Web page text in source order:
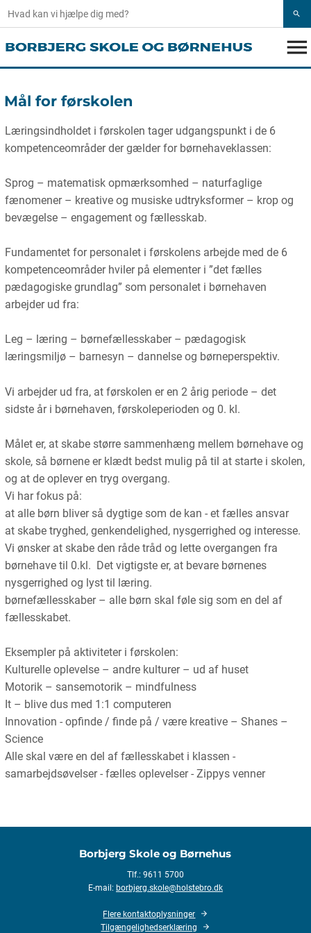
search
menu
Mål for førskolen
Læringsindholdet i førskolen tager udgangspunkt i de 6
kompetenceområder der gælder for børnehaveklassen:
Sprog – matematisk opmærksomhed – naturfaglige
fænomener – kreative og musiske udtryksformer – krop og
bevægelse – engagement og fællesskab.
Fundamentet for personalet i førskolens arbejde med de 6
kompetenceområder hviler på elementer i ”det fælles
pædagogiske grundlag” som personalet i børnehaven
arbejder ud fra:
Leg – læring – børnefællesskaber – pædagogisk
læringsmiljø – barnesyn – dannelse og børneperspektiv.
Vi arbejder ud fra, at førskolen er en 2 årig periode – det
sidste år i børnehaven, førskoleperioden og 0. kl.
Målet er, at skabe større sammenhæng mellem børnehave og
skole, så børnene er klædt bedst mulig på til at starte i skolen,
og at de oplever en tryg overgang.
Vi har fokus på:
at alle børn bliver så dygtige som de kan - et fælles ansvar
at skabe tryghed, genkendelighed, nysgerrighed og interesse.
Vi ønsker at skabe den råde tråd og lette overgangen fra
børnehave til 0.kl. Det vigtigste er, at bevare børnenes
nysgerrighed og lyst til læring.
børnefællesskaber – alle børn skal føle sig som en del af
fællesskabet.
Eksempler på aktiviteter i førskolen:
Kulturelle oplevelse – andre kulturer – ud af huset
Motorik – sansemotorik – mindfulness
It – blive dus med 1:1 computeren
Innovation - opfinde / finde på / være kreative – Shanes –
Science
Alle skal være en del af fællesskabet i klassen -
samarbejdsøvelser - fælles oplevelser - Zippys venner
Borbjerg Skole og Børnehus
Tlf.: 9611 5700
E-mail: borbjerg.skole@holstebro.dk
Flere kontaktoplysninger
Tilgængelighedserklæring